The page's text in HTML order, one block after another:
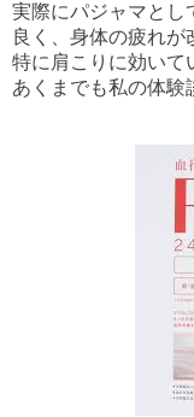
実際にパジャマとし
良く、身体の疲れが
特に肩こりに効いて
あくまでも私の体験